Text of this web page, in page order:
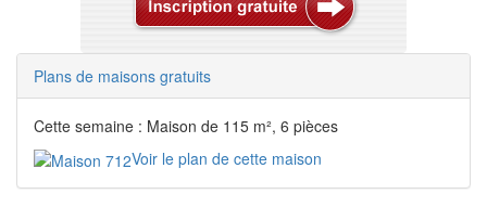
Plans de maisons gratuits
Cette semaine : Maison de 115 m², 6 pièces
Voir le plan de cette maison